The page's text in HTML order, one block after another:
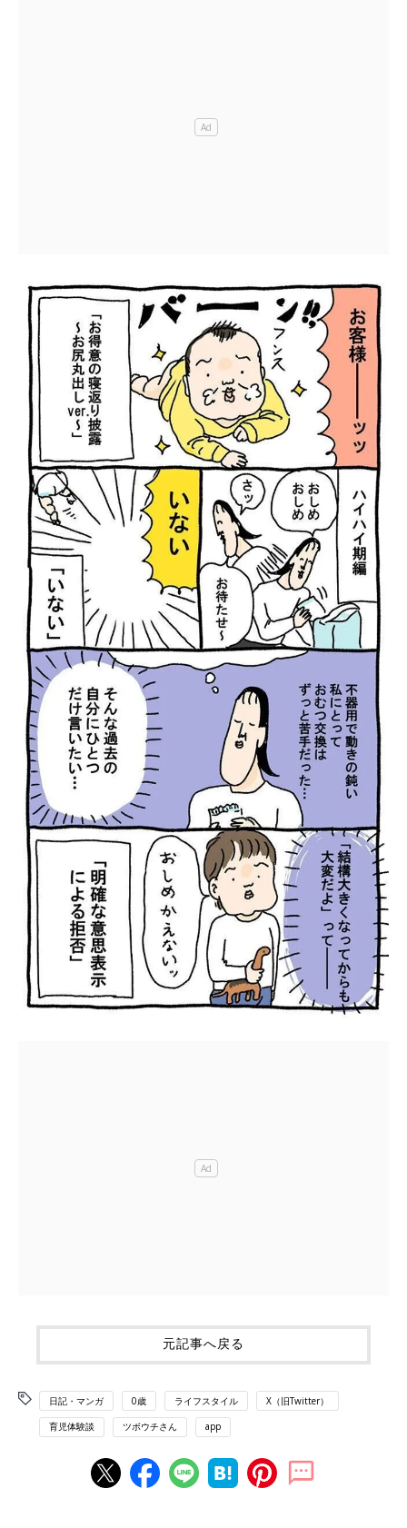
元記事へ戻る
日記・マンガ 0歳 ライフスタイル X（旧Twitter）
育児体験談 ツボウチさん app